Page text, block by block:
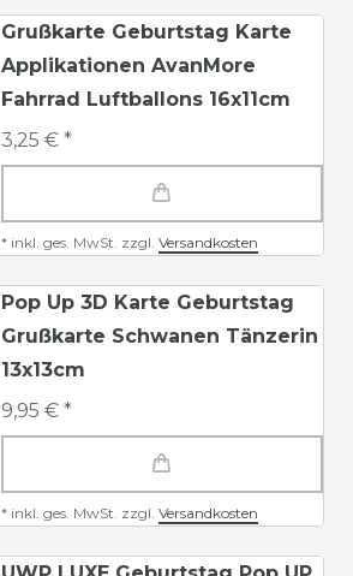
Grußkarte Geburtstag Karte
Applikationen AvanMore
Fahrrad Luftballons 16x11cm
3,25 € *
* inkl. ges. MwSt. zzgl. Versandkosten
Pop Up 3D Karte Geburtstag
Grußkarte Schwanen Tänzerin
13x13cm
9,95 € *
* inkl. ges. MwSt. zzgl. Versandkosten